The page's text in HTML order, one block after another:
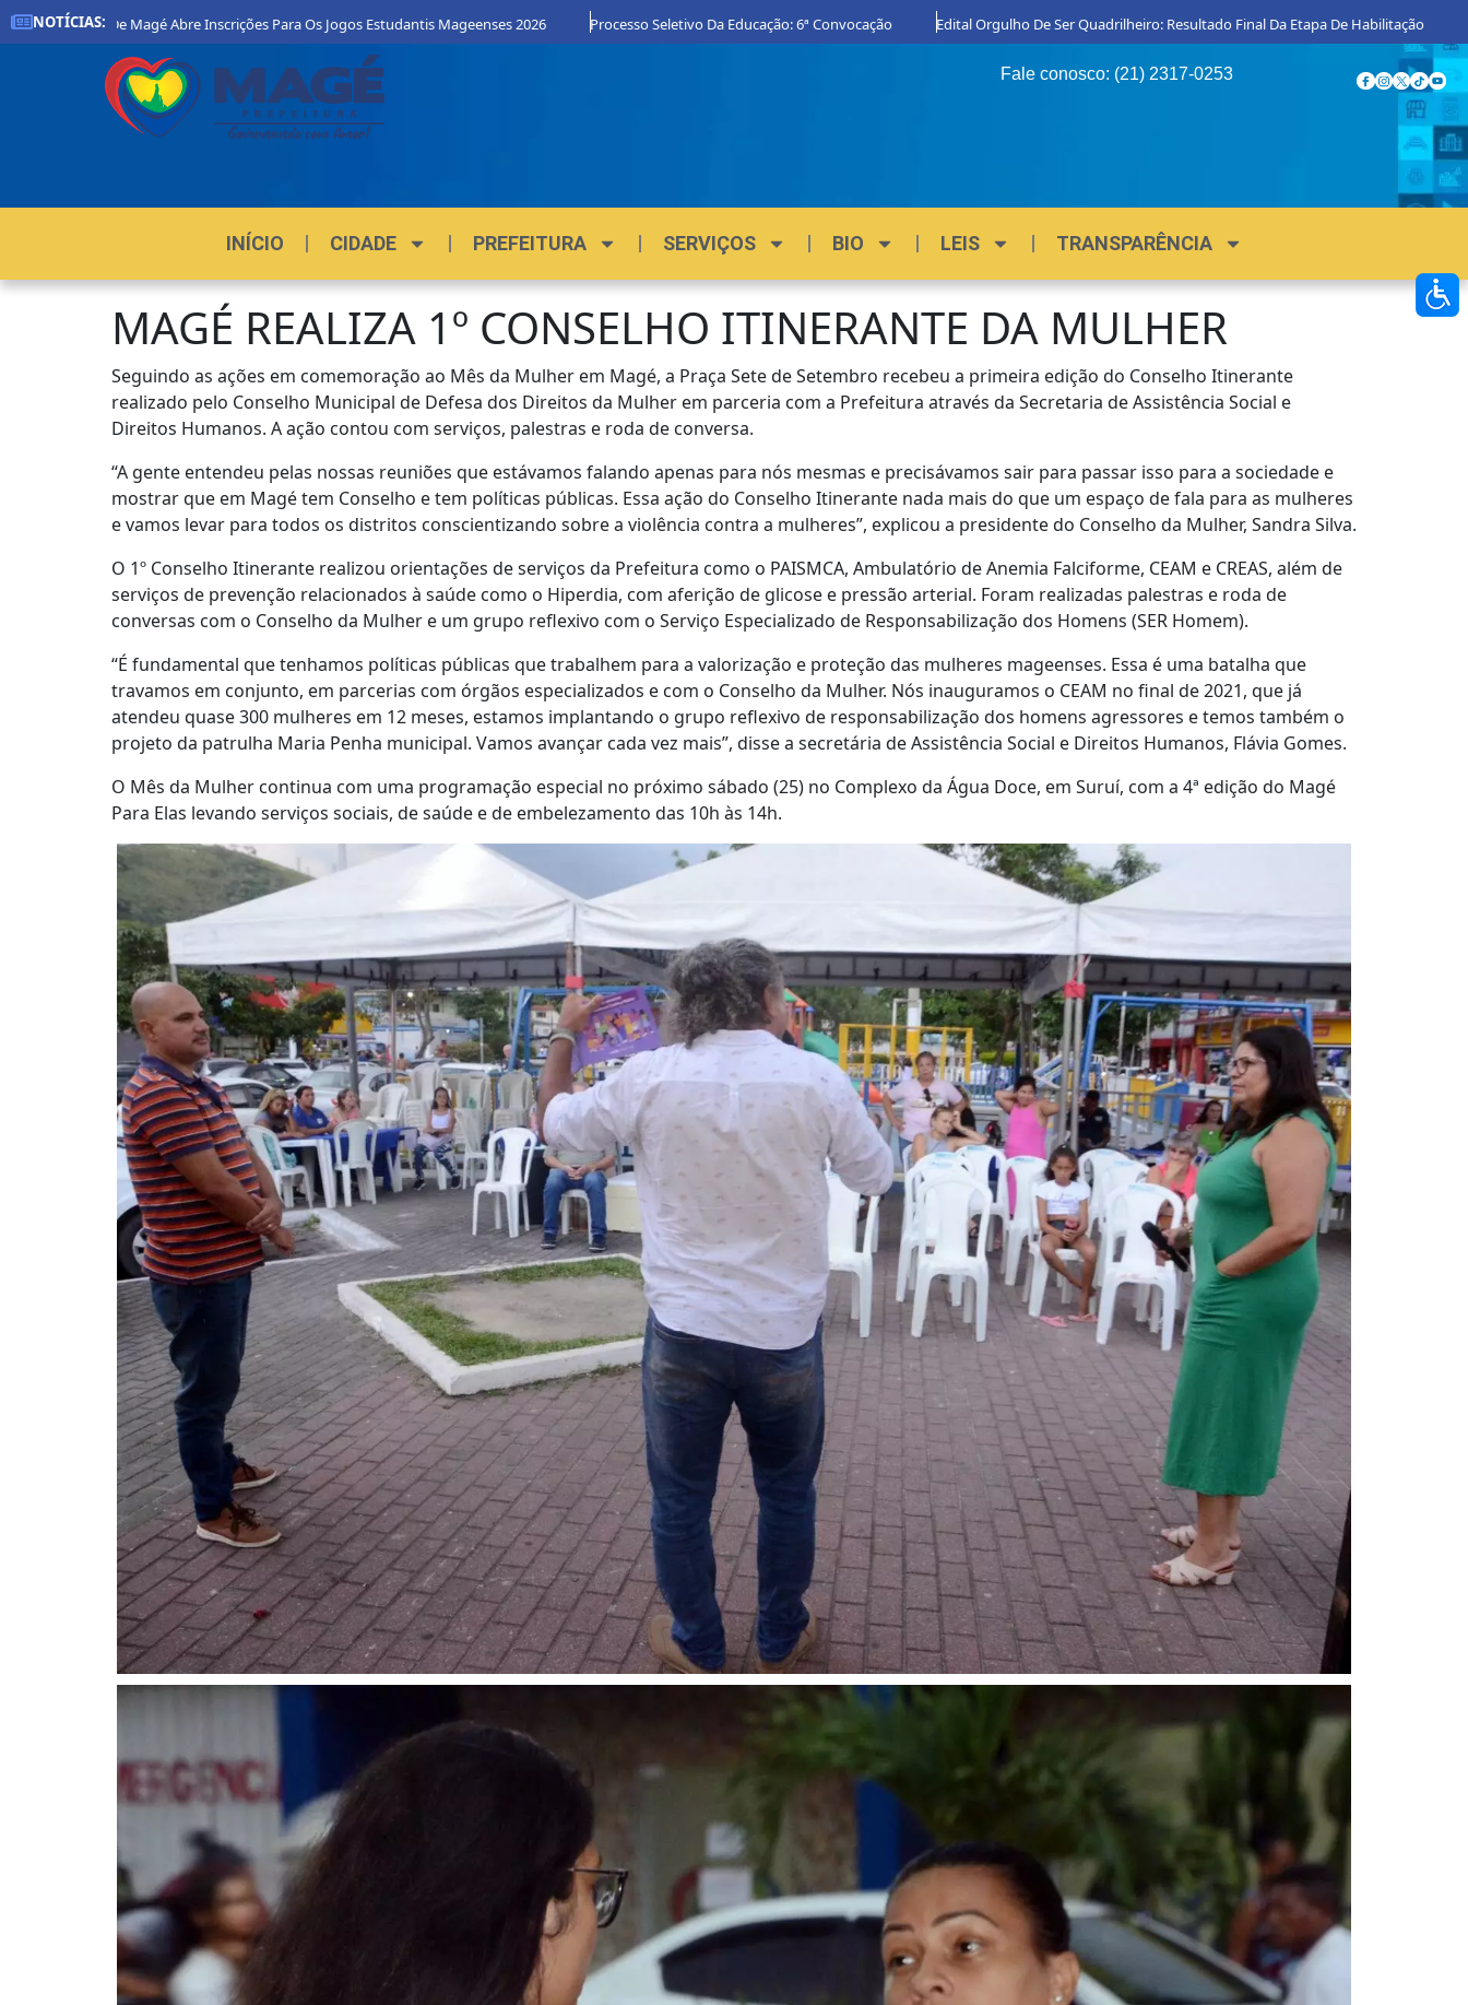
NOTÍCIAS:
De Magé Abre Inscrições Para Os Jogos Estudantis Mageenses 2026 Processo Seletivo Da Educação: 6ª Convocação Edital Orgulho De Ser Quadrilheiro: Resultado Final Da Etapa De Habilitação Procon
Fale conosco: (21) 2317-0253
INÍCIO CIDADE PREFEITURA SERVIÇOS BIO LEIS TRANSPARÊNCIA
MAGÉ REALIZA 1º CONSELHO ITINERANTE DA MULHER
Seguindo as ações em comemoração ao Mês da Mulher em Magé, a Praça Sete de Setembro recebeu a primeira edição do Conselho Itinerante
realizado pelo Conselho Municipal de Defesa dos Direitos da Mulher em parceria com a Prefeitura através da Secretaria de Assistência Social e
Direitos Humanos. A ação contou com serviços, palestras e roda de conversa.
“A gente entendeu pelas nossas reuniões que estávamos falando apenas para nós mesmas e precisávamos sair para passar isso para a sociedade e
mostrar que em Magé tem Conselho e tem políticas públicas. Essa ação do Conselho Itinerante nada mais do que um espaço de fala para as mulheres
e vamos levar para todos os distritos conscientizando sobre a violência contra a mulheres”, explicou a presidente do Conselho da Mulher, Sandra Silva.
O 1º Conselho Itinerante realizou orientações de serviços da Prefeitura como o PAISMCA, Ambulatório de Anemia Falciforme, CEAM e CREAS, além de
serviços de prevenção relacionados à saúde como o Hiperdia, com aferição de glicose e pressão arterial. Foram realizadas palestras e roda de
conversas com o Conselho da Mulher e um grupo reflexivo com o Serviço Especializado de Responsabilização dos Homens (SER Homem).
“É fundamental que tenhamos políticas públicas que trabalhem para a valorização e proteção das mulheres mageenses. Essa é uma batalha que
travamos em conjunto, em parcerias com órgãos especializados e com o Conselho da Mulher. Nós inauguramos o CEAM no final de 2021, que já
atendeu quase 300 mulheres em 12 meses, estamos implantando o grupo reflexivo de responsabilização dos homens agressores e temos também o
projeto da patrulha Maria Penha municipal. Vamos avançar cada vez mais”, disse a secretária de Assistência Social e Direitos Humanos, Flávia Gomes.
O Mês da Mulher continua com uma programação especial no próximo sábado (25) no Complexo da Água Doce, em Suruí, com a 4ª edição do Magé
Para Elas levando serviços sociais, de saúde e de embelezamento das 10h às 14h.